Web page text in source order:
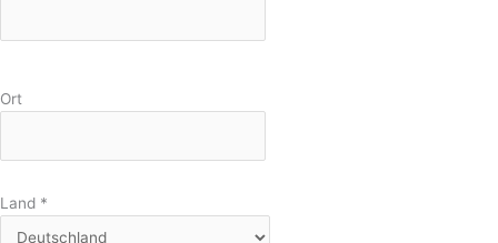
Ort
Land *